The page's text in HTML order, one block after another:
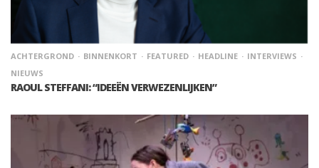
ACHTERGROND BINNENKORT FEATURED HEADLINE
INTERVIEWS
NIEUWS
RAOUL STEFFANI: “IDEEËN VERWEZENLIJKEN”